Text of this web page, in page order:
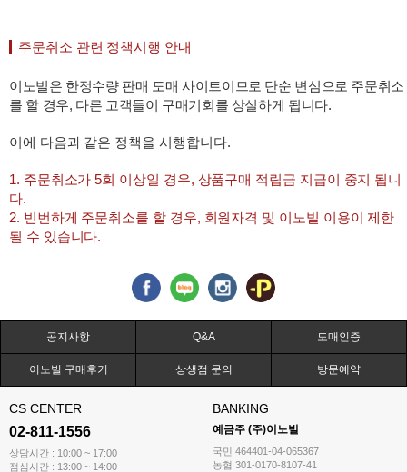
주문취소 관련 정책시행 안내
이노빌은 한정수량 판매 도매 사이트이므로 단순 변심으로 주문취소
를 할 경우, 다른 고객들이 구매기회를 상실하게 됩니다.
이에 다음과 같은 정책을 시행합니다.
1. 주문취소가 5회 이상일 경우, 상품구매 적립금 지급이 중지 됩니
다.
2. 빈번하게 주문취소를 할 경우, 회원자격 및 이노빌 이용이 제한
될 수 있습니다.
공지사항 Q&A 도매인증
이노빌 구매후기 상생점 문의 방문예약
CS CENTER
02-811-1556
상담시간 : 10:00 ~ 17:00
점심시간 : 13:00 ~ 14:00
BANKING
예금주 (주)이노빌
국민 464401-04-065367
농협 301-0170-8107-41